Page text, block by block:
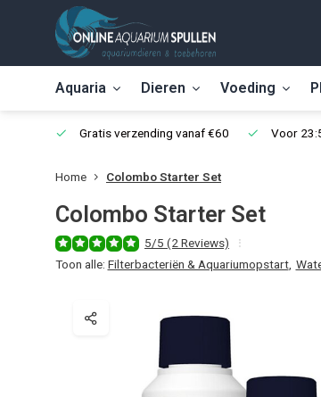
Aquaria Dieren Voeding
Gratis verzending vanaf €60 Voor
Home Colombo Starter Set
Colombo Starter Set
5/5 (2 Reviews)
Toon alle: Filterbacteriën & Aquariumopstart,